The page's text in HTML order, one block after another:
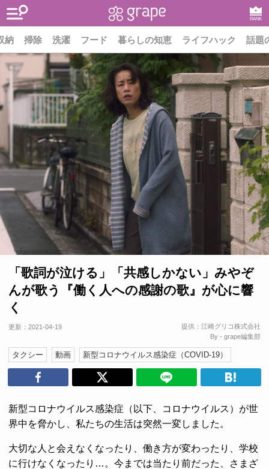
RANK
納 掃除 洗濯 フード 暮らしの知恵 ライフハック 話題
「歌詞が泣ける」「共感しかない」みやぞ
んが歌う『働く人への感謝の歌』が心に響
く
更新： 2021-04-19 提供： 江崎グリコ株式会社
By - grape編集部
タクシー 動画 新型コロナウイルス感染症（COVID-19）
新型コロナウイルス感染症（以下、コロナウイルス）が世
界中を脅かし、私たちの生活は突然一変しました。
大切な人と会えなくなったり、働き方が変わったり、学校
に行けなくなったり…。今までは当たり前だった、さまざ